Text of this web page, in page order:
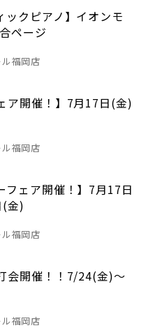
ックピアノ】イオンモ
ページ
福岡店
ア開催！】7月17日(金)
福岡店
フェア開催！】7月17日
金)
福岡店
会開催！！7/24(金)～
福岡店